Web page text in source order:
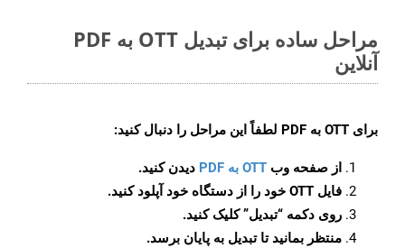
مراحل ساده برای تبدیل OTT به PDF
آنلاین
برای OTT به PDF لطفاً این مراحل را دنبال کنید:
از صفحه وب OTT به PDF
دیدن کنید.
فایل OTT خود را از دستگاه خود آپلود کنید.
روی دکمه “تبدیل”کلیک کنید.
منتظر بمانید تا تبدیل به پایان برسد.